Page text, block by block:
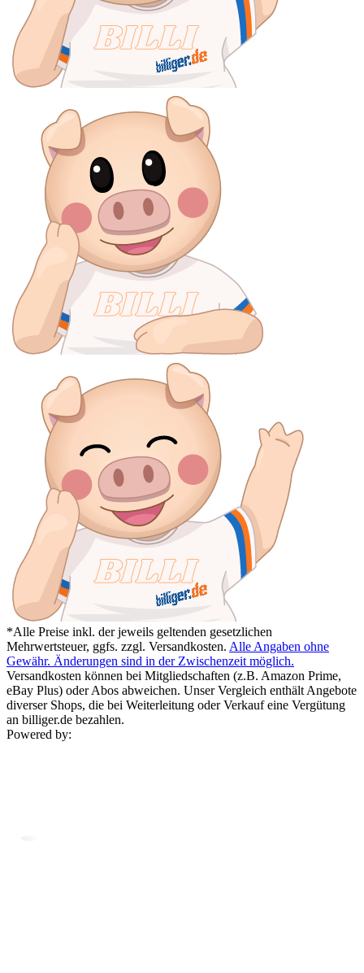
*Alle Preise inkl. der jeweils geltenden gesetzlichen
Mehrwertsteuer, ggfs. zzgl. Versandkosten. Alle Angaben ohne
Gewähr. Änderungen sind in der Zwischenzeit möglich.
Versandkosten können bei Mitgliedschaften (z.B. Amazon Prime,
eBay Plus) oder Abos abweichen. Unser Vergleich enthält Angebote
diverser Shops, die bei Weiterleitung oder Verkauf eine Vergütung
an billiger.de bezahlen.
Powered by: